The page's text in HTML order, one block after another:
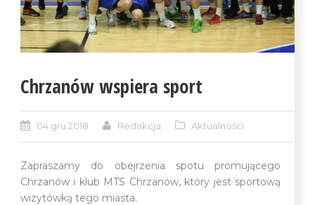
Chrzanów wspiera sport
04 gru 2018 Redakcja Aktualności
Zapraszamy do obejrzenia spotu promującego
Chrzanów i klub MTS Chrzanów, który jest sportową
wizytówką tego miasta.